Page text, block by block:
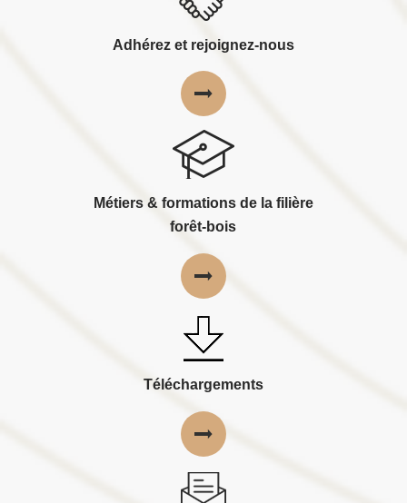
Adhérez et rejoignez-nous
Métiers & formations de la filière
forêt-bois
Téléchargements